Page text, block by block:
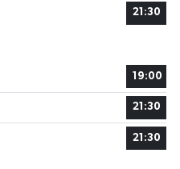
21:30
19:00
21:30
21:30